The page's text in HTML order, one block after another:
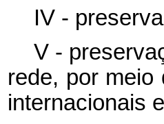
IV -
V -
rede, por
internacionais